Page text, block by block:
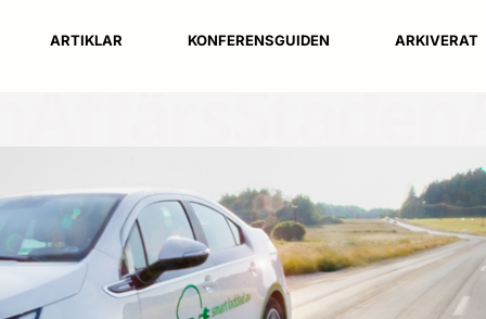
ARTIKLAR KONFERENSGUIDEN ARKIVERAT